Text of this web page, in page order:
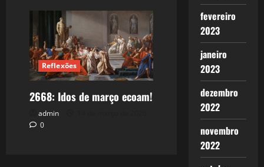
Reflexões
2668: Idos de março ecoam!
admin
0
fevereiro
2023
janeiro
2023
dezembro
2022
novembro
2022